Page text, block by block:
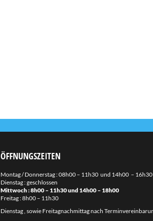
ÖFFNUNGSZEITEN
Montag / Donnerstag : 08h00 – 11h30 und 14h00 – 16h30
Dienstag : geschlossen
Mittwoch : 8h00 – 11h30 und 14h00 – 18h00
Freitag : 8h00 – 11h30
Dienstag , sowie Freitagnachmittag nach